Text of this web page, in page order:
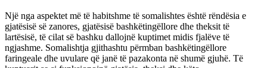
Një nga aspektet më të habitshme të somalishtes është rëndësia e
gjatësisë së zanores, gjatësisë bashkëtingëllore dhe theksit të
lartësisë, të cilat së bashku dallojnë kuptimet midis fjalëve të
ngjashme. Somalishtja gjithashtu përmban bashkëtingëllore
faringeale dhe uvulare që janë të pazakonta në shumë gjuhë. Të